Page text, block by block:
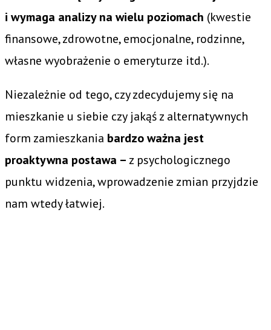
i wymaga analizy na wielu poziomach (kwestie
finansowe, zdrowotne, emocjonalne, rodzinne,
własne wyobrażenie o emeryturze itd.).
Niezależnie od tego, czy zdecydujemy się na
mieszkanie u siebie czy jakąś z alternatywnych
form zamieszkania bardzo ważna jest
proaktywna postawa – z psychologicznego
punktu widzenia, wprowadzenie zmian przyjdzie
nam wtedy łatwiej.